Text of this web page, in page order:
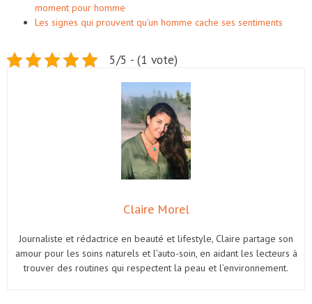
moment pour homme
Les signes qui prouvent qu’un homme cache ses sentiments
5/5 - (1 vote)
Claire Morel
Journaliste et rédactrice en beauté et lifestyle, Claire partage son
amour pour les soins naturels et l’auto-soin, en aidant les lecteurs à
trouver des routines qui respectent la peau et l’environnement.